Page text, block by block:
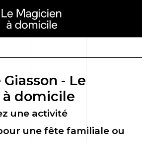
- Le
domicile
une activité
une fête familiale ou